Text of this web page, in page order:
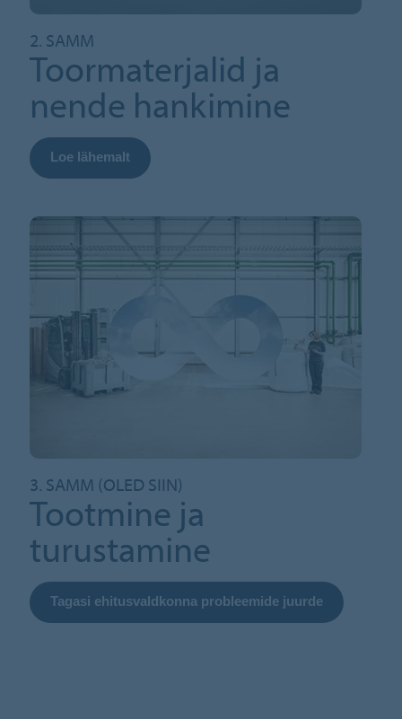
2. SAMM
Toormaterjalid ja
nende hankimine
Loe lähemalt
3. SAMM (OLED SIIN)
Tootmine ja
turustamine
Tagasi ehitusvaldkonna probleemide juurde